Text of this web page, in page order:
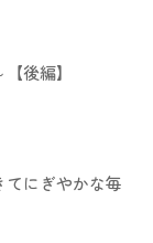
後編】
にぎやかな毎